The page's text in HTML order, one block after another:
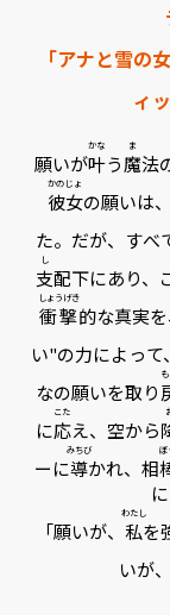
「アナと雪の
ィ
願いが叶
かな
う魔
ま
法
彼女
かのじょ
の願いは
た。だが、すべ
支
し
配下にあり、
衝撃
しょうげき
的な真実
い"の力によって
なの願いを取り
に応
こた
え、空から
ーに導
みちび
かれ、相
ぼ
「願いが、 私
わたし
を
いが